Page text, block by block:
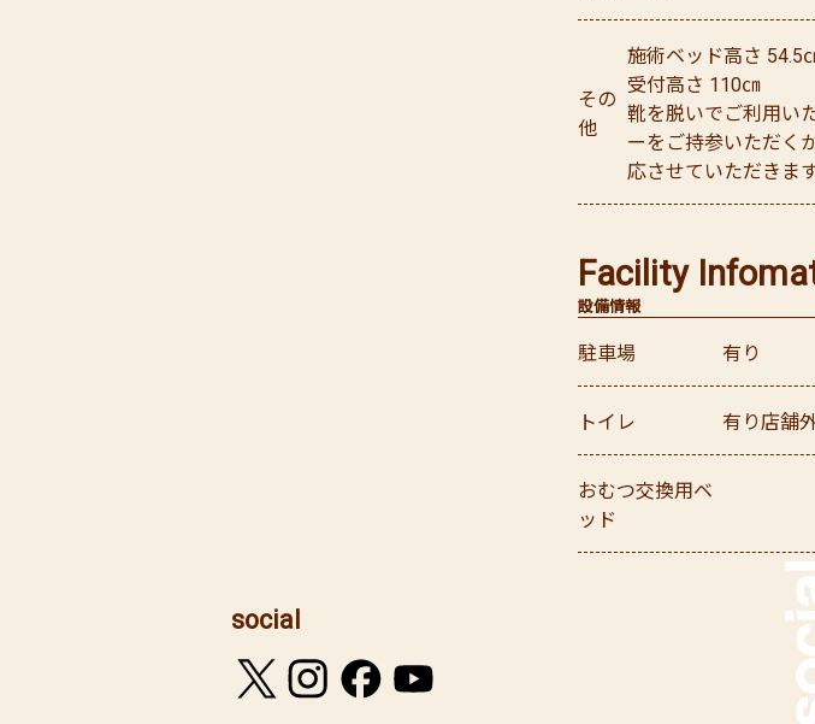
その
他
施術ベッド高さ 54.5
受付高さ 110㎝
靴を脱いでご利用い
ーをご持参いただく
応させていただきま
設備情報
Facility
駐車場 有り
トイレ 有り店舗
おむつ交換用ベ
ッド
social